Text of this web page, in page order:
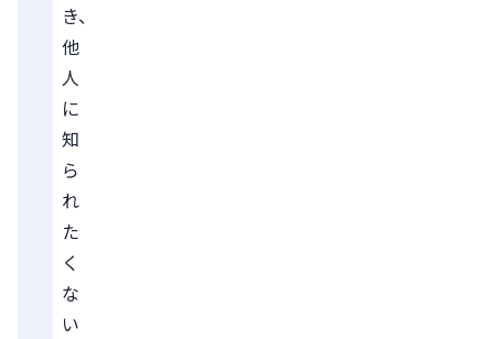
き、
他
人
に
知
ら
れ
た
く
な
い